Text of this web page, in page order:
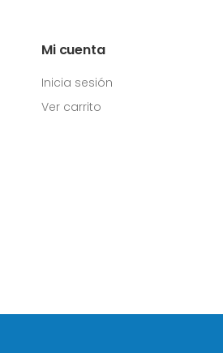
Mi cuenta
Inicia sesión
Ver carrito